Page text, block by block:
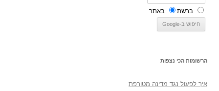
ברשת באתר
הרשומות הכי נצפות
איך לפעול נגד מדינה מטורפת